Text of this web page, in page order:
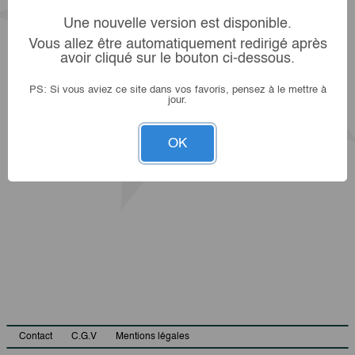
Contact C.G.V Mentions légales
Une nouvelle version est disponible.
Vous allez être automatiquement redirigé après
avoir cliqué sur le bouton ci-dessous.
PS: Si vous aviez ce site dans vos favoris, pensez à le mettre à
jour.
OK